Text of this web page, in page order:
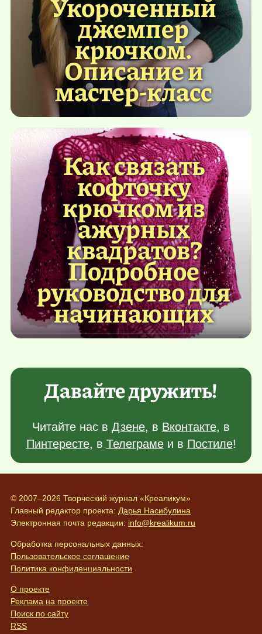
джемпер
крючком.
Описание и
мастер-класс
Как связать
кофточку
крючком из
ажурных
квадратов?
Подробное
руководство для
начинающих
Давайте дружить!
Читайте нас в Дзене, в Вконтакте, в
Пинтересте, в Телеграмеи в Постиле!
© 2007–2026 Творческий журнал «Креаликум»
Главный редактор проекта: Дарья Насибулина
Электронная почта редакции: info@krealikum.ru
Обработка персональных данных:
Пользовательское соглашение
Политика конфиденциальности
О проекте
Реклама на проекте
Поиск по сайту
RSS